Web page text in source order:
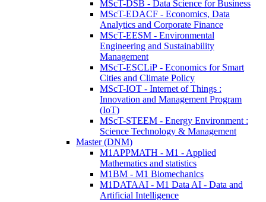
MScT-DSB - Data Science for Business
MScT-EDACF - Economics, Data
Analytics and Corporate Finance
MScT-EESM - Environmental
Engineering and Sustainability
Management
MScT-ESCLiP - Economics for Smart
Cities and Climate Policy
MScT-IOT - Internet of Things :
Innovation and Management Program
(IoT)
MScT-STEEM - Energy Environment :
Science Technology & Management
Master (DNM)
M1APPMATH - M1 - Applied
Mathematics and statistics
M1BM - M1 Biomechanics
M1DATAAI - M1 Data AI - Data and
Artificial Intelligence